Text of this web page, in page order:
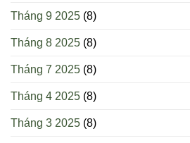
Tháng 9 2025 (8)
Tháng 8 2025 (8)
Tháng 7 2025 (8)
Tháng 4 2025 (8)
Tháng 3 2025 (8)